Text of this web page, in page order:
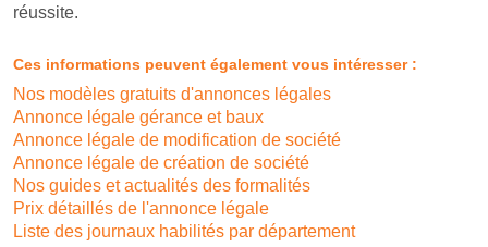
réussite.
Ces informations peuvent également vous intéresser :
Nos modèles gratuits d'annonces légales
Annonce légale gérance et baux
Annonce légale de modification de société
Annonce légale de création de société
Nos guides et actualités des formalités
Prix détaillés de l'annonce légale
Liste des journaux habilités par département